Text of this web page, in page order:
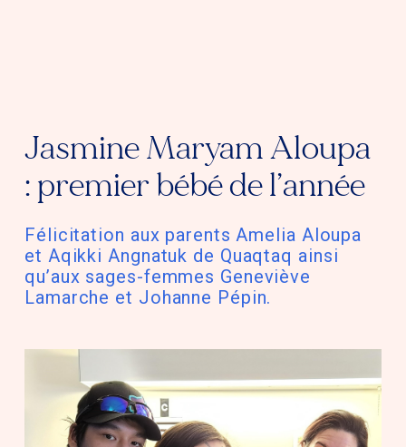
Jasmine Maryam Aloupa
: premier bébé de l’année
Félicitation aux parents Amelia Aloupa
et Aqikki Angnatuk de Quaqtaq ainsi
qu’aux sages-femmes Geneviève
Lamarche et Johanne Pépin.